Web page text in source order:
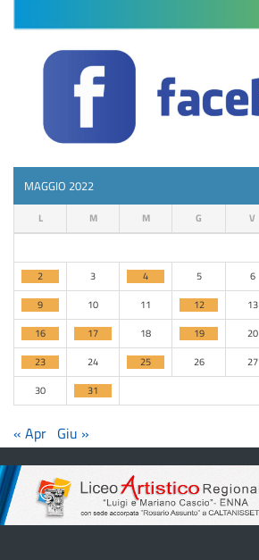
MAGGIO 2022
L M M G V
2
3 4 5 6
9
10 11 12 13
16
17 18 19 20
23
24 25 26 27
30
31
« Apr Giu »